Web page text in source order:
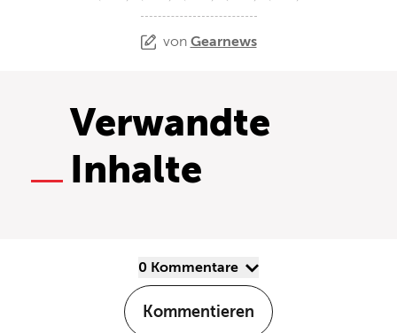
von Gearnews
Verwandte
Inhalte
0 Kommentare
Kommentieren